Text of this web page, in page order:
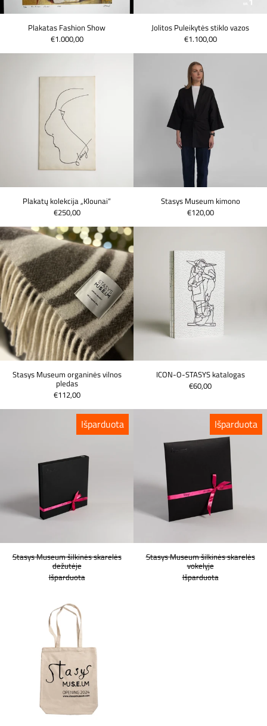
Plakatas Fashion Show
€1.000,00
Jolitos Puleikytės stiklo vazos
€1.100,00
Plakatų kolekcija „Klounai“
Plakatų kolekcija „Klounai“
€250,00
Stasys
Stasys Museum kimono
€120,00
Stasys Museum organinės vilnos pledas
Stasys Museum organinės vilnos
pledas
€112,00
ICON-O-
ICON-O-STASYS katalogas
€60,00
Stasys Museum šilkinės skarelės dežutėje
Išparduota
Stasys Museum šilkinės skarelės
dežutėje
Išparduota
Stasys
Išparduota
Stasys Museum šilkinės skarelės
vokelyje
Išparduota